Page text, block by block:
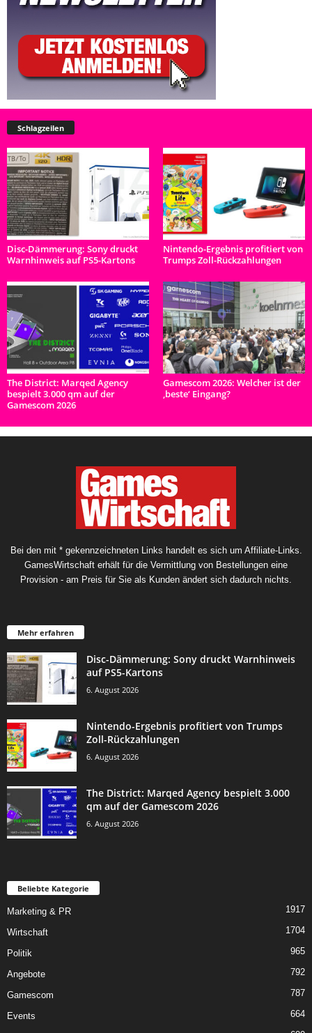
Schlagzeilen
Disc-Dämmerung: Sony druckt
Warnhinweis auf PS5-Kartons
Nintendo-Ergebnis profitiert von
Trumps Zoll-Rückzahlungen
The District: Marqed Agency
bespielt 3.000 qm auf der
Gamescom 2026
Gamescom 2026: Welcher ist der
‚beste‘ Eingang?
Bei den mit * gekennzeichneten Links handelt es sich um Affiliate-Links.
GamesWirtschaft erhält für die Vermittlung von Bestellungen eine
Provision - am Preis für Sie als Kunden ändert sich dadurch nichts.
Mehr erfahren
Disc-Dämmerung: Sony druckt Warnhinweis
auf PS5-Kartons
6. August 2026
Nintendo-Ergebnis profitiert von Trumps
Zoll-Rückzahlungen
6. August 2026
The District: Marqed Agency bespielt 3.000
qm auf der Gamescom 2026
6. August 2026
Beliebte Kategorie
Marketing & PR 1917
Wirtschaft 1704
Politik 965
Angebote 792
Gamescom 787
Events 664